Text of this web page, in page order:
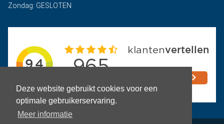
Deze website gebruikt cookies voor een
optimale gebruikerservaring.
Meer informatie
Zondag: GESLOTEN